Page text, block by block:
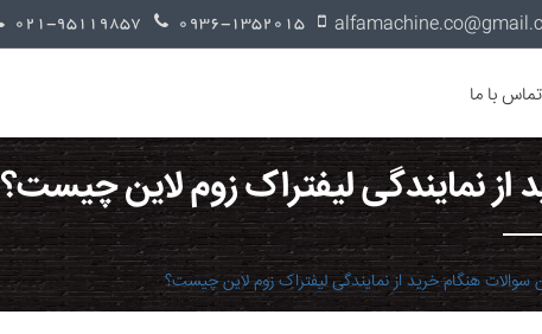
تماس با ما
از نمایندگی لیفتراک زوم لاین چیست؟
سوالات هنگام خرید از نمایندگی لیفتراک زوم لاین چیست؟